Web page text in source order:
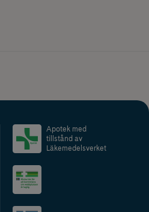
Apotek med
tillstånd av
Läkemedelsverket